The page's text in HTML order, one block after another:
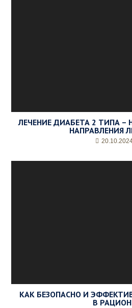
ЛЕЧЕНИЕ ДИАБЕТА 2 ТИПА –
НАПРАВЛЕНИЯ
КАК БЕЗОПАСНО И
В